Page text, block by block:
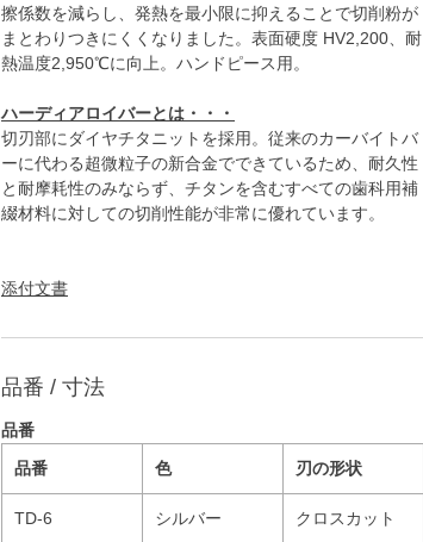
擦係数を減らし、発熱を最小限に抑えることで切削粉が
まとわりつきにくくなりました。表面硬度 HV2,200、耐
熱温度2,950℃に向上。ハンドピース用。
ハーディアロイバーとは・・・
切刃部にダイヤチタニットを採用。従来のカーバイトバ
ーに代わる超微粒子の新合金でできているため、耐久性
と耐摩耗性のみならず、チタンを含むすべての歯科用補
綴材料に対しての切削性能が非常に優れています。
添付文書
品番 / 寸法
品番
品番
色 刃の形状
TD-6 シルバー クロスカット